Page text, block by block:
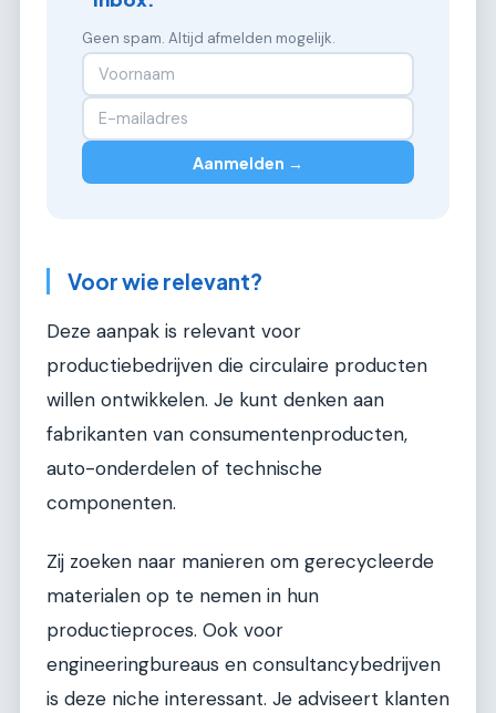
Geen spam. Altijd afmelden mogelijk.
Aanmelden →
Voor wie relevant?
Deze aanpak is relevant voor
productiebedrijven die circulaire producten
willen ontwikkelen. Je kunt denken aan
fabrikanten van consumentenproducten,
auto-onderdelen of technische
componenten.
Zij zoeken naar manieren om gerecycleerde
materialen op te nemen in hun
productieproces. Ook voor
engineeringbureaus en consultancybedrijven
is deze niche interessant. Je adviseert klanten